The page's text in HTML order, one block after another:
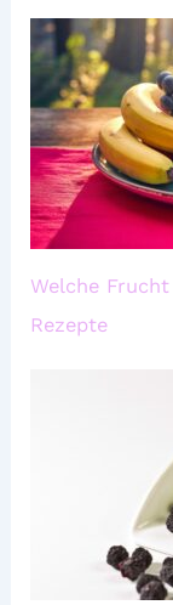
Welche
Rezepte